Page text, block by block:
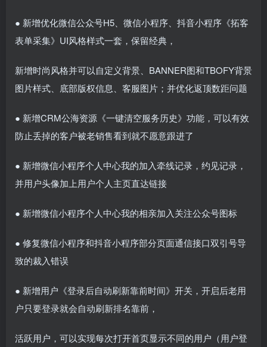
● 新增优化微信公众号H5、微信小程序、抖音小程序《拓客
表单采集》UI风格样式一套，保留经典，
新增时尚风格并可以自定义背景、BANNER图和TBOFY背景
图片样式、底部版权信息、客服图片；并优化返顶数距问题
● 新增CRM公海资源《一键清空服务历史》功能，可以有效
防止丢掉的客户被老销售看到就不愿意跟进了
● 新增微信小程序个人中心我的加入牵线记录，约见记录，
并用户头像加上用户个人主页直达链接
● 新增微信小程序个人中心我的相亲加入关注公众号图标
● 修复微信小程序和抖音小程序部分页面通信接口双引号导
致的裁入错误
● 新增用户《登录后自动刷新靠前时间》开关，开启后老用
户只要登录就会自动刷新排名靠前，
活跃用户，可以实现每次打开首页显示不同的用户（用户登